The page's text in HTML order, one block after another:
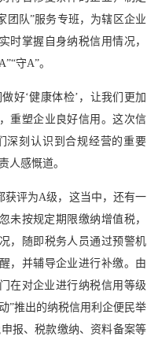
团队”服务专班，为辖区企业
时掌握自身纳税信用情况，
守A”。
好‘健康体检’，让我们更加
重塑企业良好信用。这次信
深刻认识到合规经营的重要
人感慨道。
获评为A级，这当中，还有一
未按规定期限缴纳增值税，
，随即税务人员通过预警机
，并辅导企业进行补缴。由
在对企业进行纳税信用等级
”推出的纳税信用利企便民举
报、税款缴纳、资料备案等